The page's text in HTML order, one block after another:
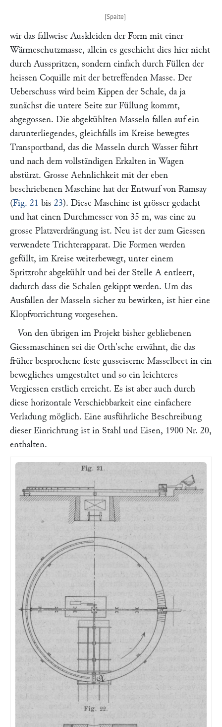
wir das fallweise Auskleiden der Form mit einer
Wärmeschutzmasse, allein es geschieht dies hier nicht
durch Ausspritzen, sondern einfach durch Füllen der
heissen Coquille mit der betreffenden Masse. Der
Ueberschuss wird beim Kippen der Schale, da ja
zunächst die untere Seite zur Füllung kommt,
abgegossen. Die abgekühlten Masseln fallen auf ein
darunterliegendes, gleichfalls im Kreise bewegtes
Transportband, das die Masseln durch Wasser führt
und nach dem vollständigen Erkalten in Wagen
abstürzt. Grosse Aehnlichkeit mit der eben
beschriebenen Maschine hat der Entwurf von Ramsay
(Fig. 21 bis 23). Diese Maschine ist grösser gedacht
und hat einen Durchmesser von 35 m, was eine zu
grosse Platzverdrängung ist. Neu ist der zum Giessen
verwendete Trichterapparat. Die Formen werden
gefüllt, im Kreise weiterbewegt, unter einem
Spritzrohr abgekühlt und bei der Stelle A entleert,
dadurch dass die Schalen gekippt werden. Um das
Ausfallen der Masseln sicher zu bewirken, ist hier eine
Klopfvorrichtung vorgesehen.
Von den übrigen im Projekt bisher gebliebenen
Giessmaschinen sei die Orth'sche erwähnt, die das
früher besprochene feste gusseiserne Masselbeet in ein
bewegliches umgestaltet und so ein leichteres
Vergiessen erstlich erreicht. Es ist aber auch durch
diese horizontale Verschiebbarkeit eine einfachere
Verladung möglich. Eine ausführliche Beschreibung
dieser Einrichtung ist in Stahl und Eisen, 1900 Nr. 20,
enthalten.